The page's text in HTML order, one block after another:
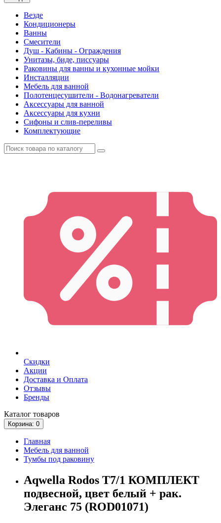
Везде
Кондиционеры
Ванны
Смесители
Душ - Кабины - Ограждения
Унитазы, биде, писсуары
Раковины для ванны и кухонные мойки
Инсталляции
Мебель для ванной
Полотенцесушители - Водонагреватели
Аксессуары для ванной
Аксессуары для кухни
Сифоны и слив-переливы
Комплектующие
Скидки
Акции
Доставка и Оплата
Отзывы
Бренды
Каталог товаров
Корзина: 0
Главная
Мебель для ванной
Тумбы под раковину
Aqwella Rodos T7/1 КОМПЛЕКТ
подвесной, цвет белый + рак.
Элеганс 75 (ROD01071)